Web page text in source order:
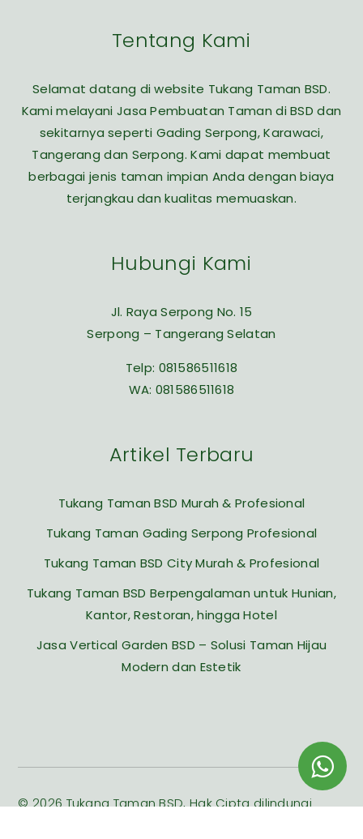
Tentang Kami
Selamat datang di website Tukang Taman BSD.
Kami melayani Jasa Pembuatan Taman di BSD dan
sekitarnya seperti Gading Serpong, Karawaci,
Tangerang dan Serpong. Kami dapat membuat
berbagai jenis taman impian Anda dengan biaya
terjangkau dan kualitas memuaskan.
Hubungi Kami
Jl. Raya Serpong No. 15
Serpong – Tangerang Selatan
Telp: 081586511618
WA: 081586511618
Artikel Terbaru
Tukang Taman BSD Murah & Profesional
Tukang Taman Gading Serpong Profesional
Tukang Taman BSD City Murah & Profesional
Tukang Taman BSD Berpengalaman untuk Hunian,
Kantor, Restoran, hingga Hotel
Jasa Vertical Garden BSD – Solusi Taman Hijau
Modern dan Estetik
© 2026 Tukang Taman BSD, Hak Cipta dilindungi